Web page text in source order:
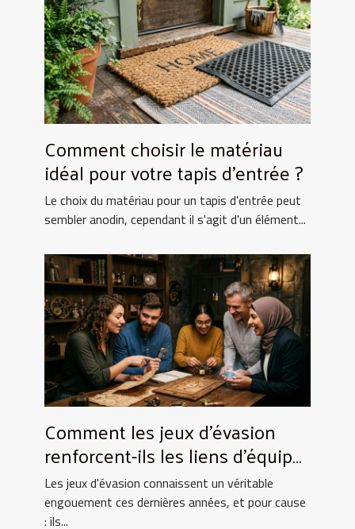
Comment choisir le matériau
idéal pour votre tapis d'entrée ?
Le choix du matériau pour un tapis d'entrée peut
sembler anodin, cependant il s'agit d'un élément...
Comment les jeux d'évasion
renforcent-ils les liens d'équipe
?
Les jeux d'évasion connaissent un véritable
engouement ces dernières années, et pour cause
: ils...